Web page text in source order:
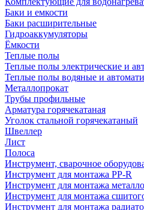
Баки и емкости
Баки расширительные
Гидроаккумуляторы
Ёмкости
Теплые полы
Теплые полы электрические и
Теплые полы водяные и
Металлопрокат
Трубы профильные
Арматура горячекатаная
Уголок стальной горячекатаный
Швеллер
Лист
Полоса
Инструмент, сварочное
Инструмент для монтажа PP-R
Инструмент для монтажа
Инструмент для монтажа
Инструмент для монтажа